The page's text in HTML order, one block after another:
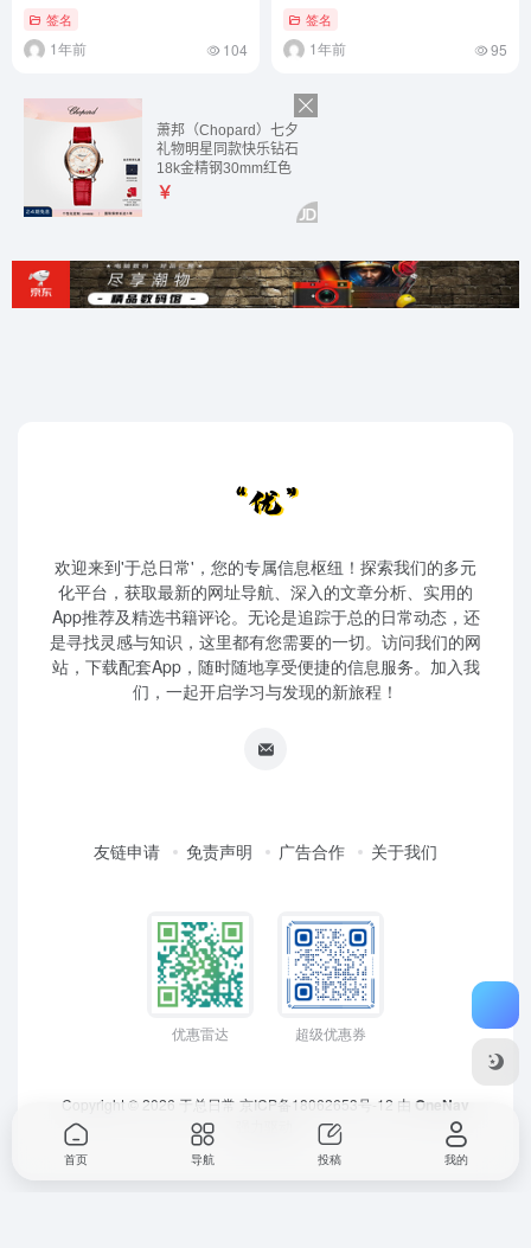
签名
1年前 104
签名
1年前 95
欢迎来到'于总日常'，您的专属信息枢纽！探索我们的多元
化平台，获取最新的网址导航、深入的文章分析、实用的
App推荐及精选书籍评论。无论是追踪于总的日常动态，还
是寻找灵感与知识，这里都有您需要的一切。访问我们的网
站，下载配套App，随时随地享受便捷的信息服务。加入我
们，一起开启学习与发现的新旅程！
友链申请 免责声明 广告合作 关于我们
优惠雷达 超级优惠券
Copyright © 2026 于总日常 京ICP备18062653号-12 由 OneNav
首页 导航 投稿 我的